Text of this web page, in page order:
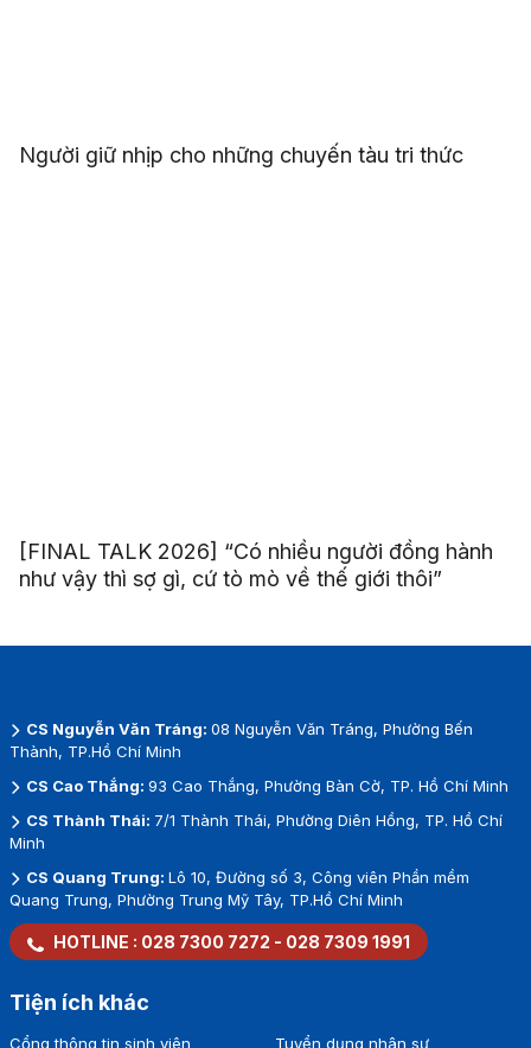
Người giữ nhịp cho những chuyến tàu tri thức
[FINAL TALK 2026] “Có nhiều người đồng hành
như vậy thì sợ gì, cứ tò mò về thế giới thôi”
CS Nguyễn Văn Tráng: 08 Nguyễn Văn Tráng, Phường Bến
Thành, TP.Hồ Chí Minh
CS Cao Thắng: 93 Cao Thắng, Phường Bàn Cờ, TP. Hồ Chí Minh
CS Thành Thái: 7/1 Thành Thái, Phường Diên Hồng, TP. Hồ Chí
Minh
CS Quang Trung: Lô 10, Đường số 3, Công viên Phần mềm
Quang Trung, Phường Trung Mỹ Tây, TP.Hồ Chí Minh
HOTLINE : 028 7300 7272 - 028 7309 1991
Tiện ích khác
Cổng thông tin sinh viên Tuyển dụng nhân sự